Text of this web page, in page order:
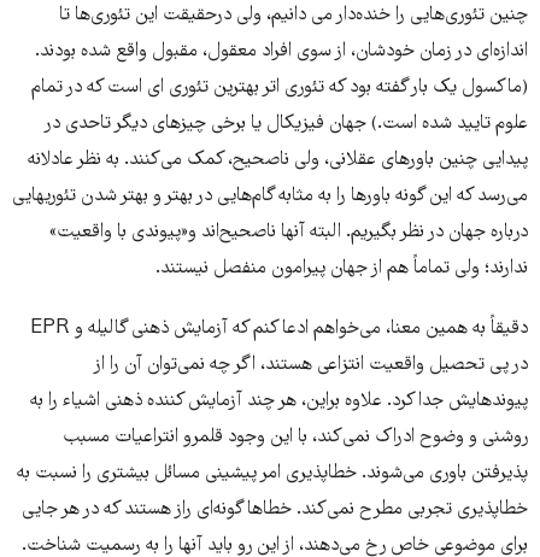
چنین تئوری‌‌‌هایی را خنده‌‌‌دار می دانیم، ولی درحقیقت این تئوری‌‌‌ها تا
اندازه‌‌‌ای در زمان خودشان، از سوی افراد معقول، مقبول واقع شده بودند.
(ماکسول یک بار گفته بود که تئوری اتر بهترین تئوری ای است که در تمام
علوم تایید شده است.) جهان فیزیکال یا برخی چیزهای دیگر تاحدی در
پیدایی چنین باورهای عقلانی، ولی ناصحیح، کمک می‌‌‌کنند. به نظر عادلانه
می‌‌‌رسد که این گونه باورها را به مثابه گام‌‌‌هایی در بهتر و بهتر شدن تئوریهایی
درباره جهان در نظر بگیریم. البته آنها ناصحیح‌‌‌اند و«پیوندی با واقعیت»
ندارند؛ ولی تماماً هم از جهان پیرامون منفصل نیستند.
دقیقاً به همین معنا، می‌‌‌خواهم ادعا کنم که آزمایش ذهنی گالیله و EPR
در پی تحصیل واقعیت انتزاعی هستند، اگر چه نمی‌‌‌توان آن را از
پیوندهایش جدا کرد. علاوه براین، هر چند آزمایش کننده ذهنی اشیاء را به
روشنی و وضوح ادراک نمی‌‌‌کند، با این وجود قلمرو انتراعیات مسبب
پذیرفتن باوری می‌‌‌شوند. خطاپذیری امر پیشینی مسائل بیشتری را نسبت به
خطاپذیری تجربی مطرح نمی‌‌‌کند. خطاها گونه‌‌‌ای راز هستند که در هر جایی
برای موضوعی خاص رخ می‌دهند، از این رو باید آنها را به رسمیت شناخت.